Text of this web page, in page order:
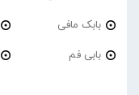
بابک مافی
بابی فم